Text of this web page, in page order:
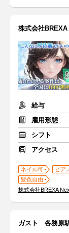
株式会社
給与
雇用形態
シフト
アクセス
ネイル可 ピア
髪色自由
株式会社BREXA
ガスト 各務原